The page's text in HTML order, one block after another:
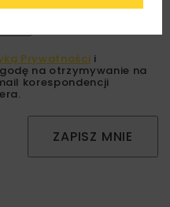
Prywatności i
na otrzymywanie na
korespondencji
ZAPISZ MNIE